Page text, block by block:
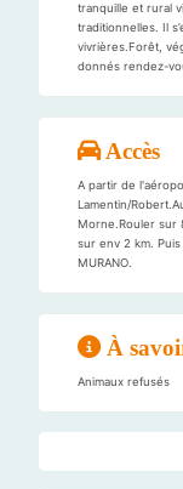
tranquille et rural
traditionnelles. Il
vivrières.Forêt,
donnés rendez-
Accès
A partir de
Lamentin/
Morne.Rouler sur
sur env 2 km.
MURANO.
À
Animaux refusés